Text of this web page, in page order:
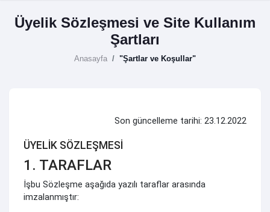
Üyelik Sözleşmesi ve Site Kullanım
Şartları
Anasayfa "Şartlar ve Koşullar"
Son güncelleme tarihi: 23.12.2022
ÜYELİK SÖZLEŞMESİ
1. TARAFLAR
İşbu Sözleşme aşağıda yazılı taraflar arasında
imzalanmıştır: